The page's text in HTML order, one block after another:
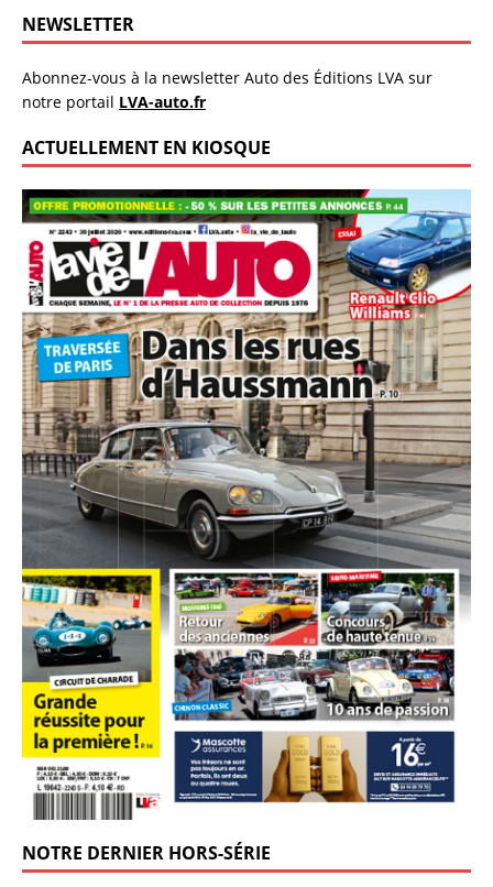
NEWSLETTER
Abonnez-vous à la newsletter Auto des Éditions LVA sur
notre portail LVA-auto.fr
ACTUELLEMENT EN KIOSQUE
NOTRE DERNIER HORS-SÉRIE